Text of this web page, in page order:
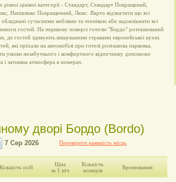
різної цінівої категорії - Стандарт, Стандарт Покращений,
Напівлюкс Покращенний, Люкс. Варто відзначити що всі
сучасними меблями та технікою аби задовліьнити всі
гостей. На першому поверсі готелю "Бордо" розташований
де гостей здивують вишуканими стравами европейської кухні.
які прїхали на автомобілі при готелі розташова парковка.
умови незабутнього і комфортного відпочинку допоможе
і затишна атмосфера в номерах.
дворі Бордо (Bordо)
Перевірити наявність місць
Кількість осіб
Ціна
за 1 ніч
Кількість
номерів
Бронювання